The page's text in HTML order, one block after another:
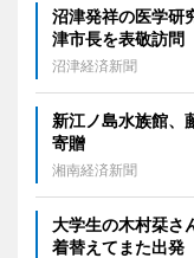
沼津発祥の医学
津市長を表敬訪問
沼津経済新聞
新江ノ島水族館、
寄贈
湘南経済新聞
大学生の木村栞
着替えてまた出発